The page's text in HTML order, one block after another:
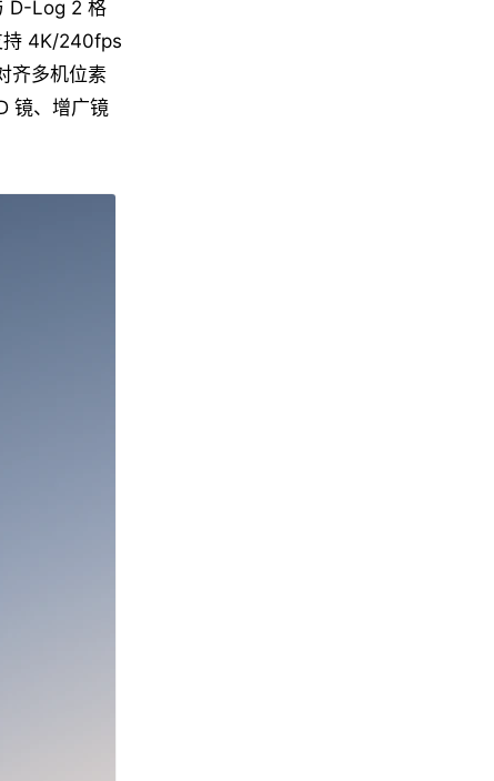
D-Log 2 格
持 4K/240fps
齐多机位素
镜、增广镜